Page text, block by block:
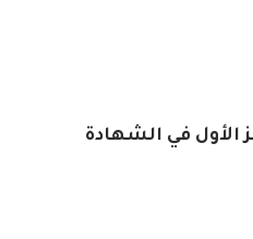
الأول في الشهادة